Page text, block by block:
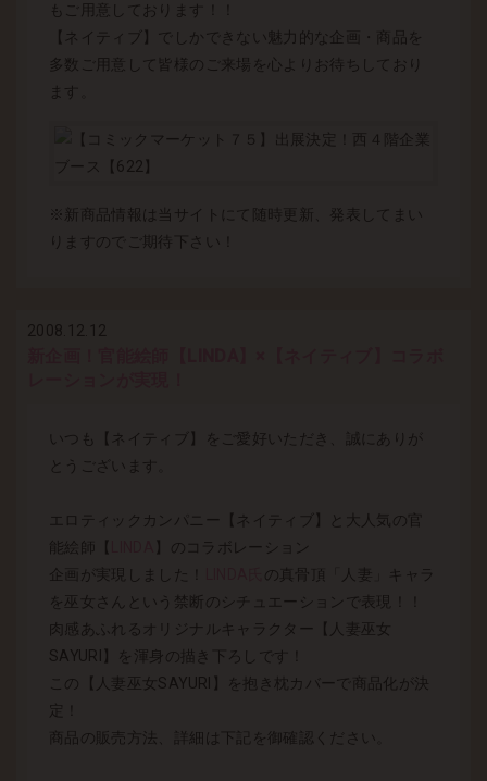
もご用意しております！！
【ネイティブ】でしかできない魅力的な企画・商品を
多数ご用意して皆様のご来場を心よりお待ちしており
ます。
※新商品情報は当サイトにて随時更新、発表してまい
りますのでご期待下さい！
2008.12.12
いつも【ネイティブ】をご愛好いただき、誠にありが
とうございます。
エロティックカンパニー【ネイティブ】と大人気の官
能絵師【
】のコラボレーション
企画が実現しました！
の真骨頂「人妻」キャラ
を巫女さんという禁断のシチュエーションで表現！！
肉感あふれるオリジナルキャラクター【人妻巫女
SAYURI】を渾身の描き下ろしです！
この【人妻巫女SAYURI】を抱き枕カバーで商品化が決
定！
商品の販売方法、詳細は下記を御確認ください。